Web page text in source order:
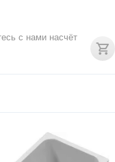
с нами насчёт